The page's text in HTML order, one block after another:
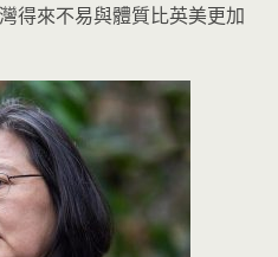
得來不易與體質比英美更加